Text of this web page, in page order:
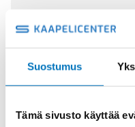
Suostumus
Tämä sivusto käyttää
Tai lähetä
Saman kaapelin eri